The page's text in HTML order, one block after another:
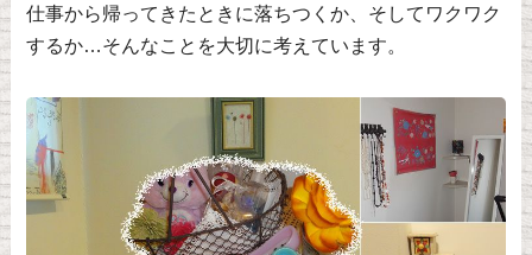
仕事から帰ってきたときに落ちつくか、そしてワクワク
するか…そんなことを大切に考えています。